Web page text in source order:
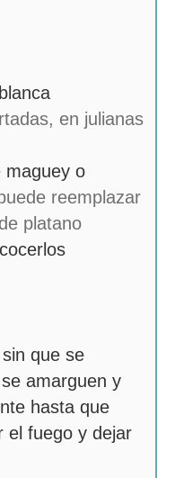
en julianas
maguey o
reemplazar
platano
que se
amarguen y
hasta que
el fuego y dejar